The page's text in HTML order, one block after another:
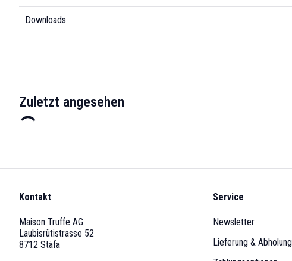
Downloads
Zuletzt angesehen
Kontakt
Maison Truffe AG
Laubisrütistrasse 52
8712 Stäfa
Service
Newsletter
Lieferung & Abholung